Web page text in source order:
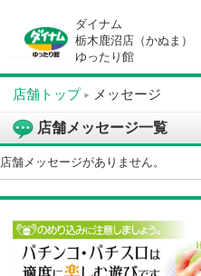
ダイナム
栃木鹿沼店（かぬま）
ゆったり館
店舗トップ メッセージ
店舗メッセージ一覧
店舗メッセージがありません。